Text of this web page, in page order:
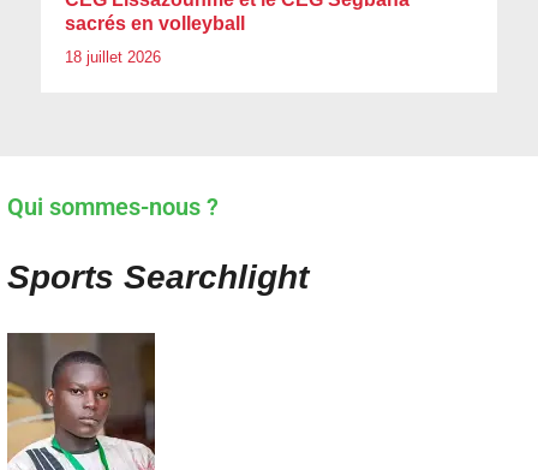
sacrés en volleyball
18 juillet 2026
Qui sommes-nous ?
Sports Searchlight